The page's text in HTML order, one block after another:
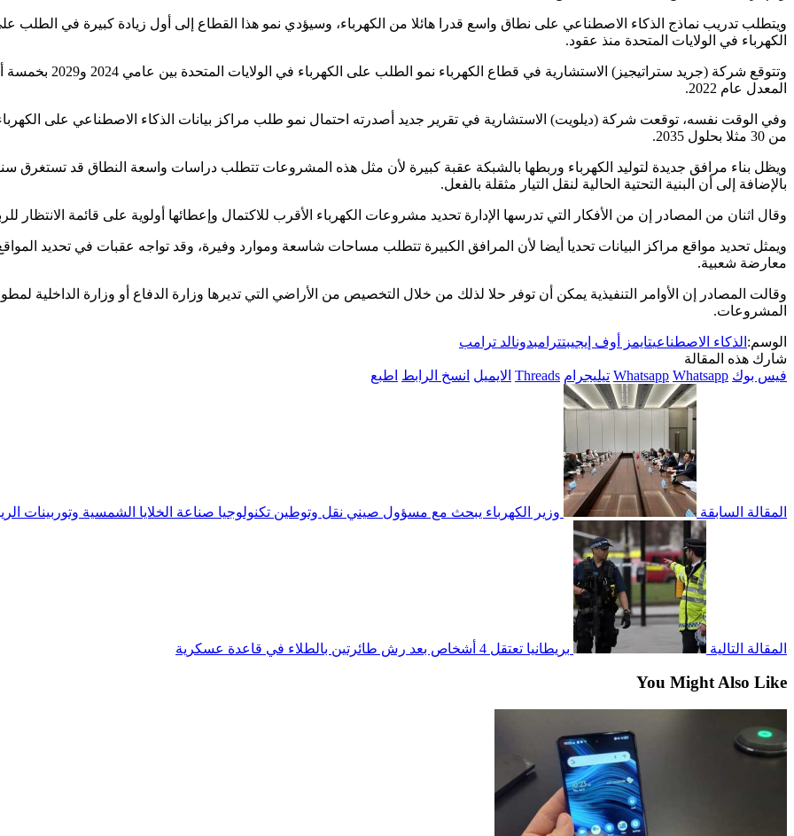
ويتطلب تدريب نماذج الذكاء الاصطناعي على نطاق واسع قدرا هائلا من الكهرباء، وسيؤدي نمو هذا القطاع إلى أول زيادة كبيرة في الطلب
الكهرباء في الولايات المتحدة منذ عقود.
وتتوقع شركة (جريد ستراتيجيز) الاستشارية في قطاع الكهرباء نمو الطلب على
المعدل عام 2022.
وفي الوقت نفسه، توقعت شركة (ديلويت) الاستشارية في تقرير جديد أصدرته احتمال نمو طلب مراكز بيانات الذكاء الاصطناعي على
من 30 مثلا بحلول 2035.
ويظل بناء مرافق جديدة لتوليد الكهرباء وربطها بالشبكة عقبة كبيرة لأن مثل هذه المشروعات تتطلب دراسات واسعة النطاق قد تستغرق
بالإضافة إلى أن البنية التحتية الحالية لنقل التيار مثقلة بالفعل.
وقال اثنان من المصادر إن من الأفكار التي تدرسها الإدارة تحديد مشروعات الكهرباء الأقرب للاكتمال وإعطائها أولوية على قائمة الانتظار
ويمثل تحديد مواقع مراكز البيانات تحديا أيضا لأن المرافق الكبيرة تتطلب مساحات شاسعة وموارد وفيرة، وقد تواجه عقبات في تحديد
معارضة شعبية.
وقالت المصادر إن الأوامر التنفيذية يمكن أن توفر حلا لذلك من خلال التخصيص من الأراضي التي تديرها وزارة الدفاع أو وزارة الداخلية
المشروعات.
الوسم: الذكاء الاصطناعيتايمز أوف إيجيبتترامبدونالد ترامب
شارك هذه المقالة
فيس بوك
Whatsapp Whatsapp تيليجرام Threads الايميل انسخ الرابط اطبع
المقالة السابقة وزير الكهرباء يبحث مع مسؤول صيني نقل وتوطين تكنولوجيا صناعة الخلايا الشمسية وتوربينات
المقالة التالية بريطانيا تعتقل 4 أشخاص بعد رش طائرتين بالطلاء في قاعدة عسكرية
You Might Also Like